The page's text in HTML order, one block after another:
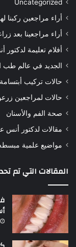
Uncategorized
أراء مراجعين ركبنا
أراء مراجعينا بعد
أفلام تعليمة
الجديد في عالم طب
حالات تركيب
حالات لمراجعين
صحة الفم والأسنان
مقالات لدكتور أنس
مواضيع علمية
المقالات التي تم